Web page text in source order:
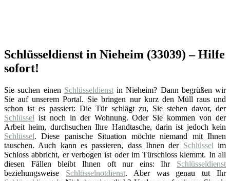
Schlüsseldienst in Nieheim (33039) – Hilfe
sofort!
Sie suchen einen Schlüsseldienstin Nieheim? Dann begrüßen wir
Sie auf unserem Portal. Sie bringen nur kurz den Müll raus und
schon ist es passiert: Die Tür schlägt zu, Sie stehen davor, der
Schlüssel ist noch in der Wohnung. Oder Sie kommen von der
Arbeit heim, durchsuchen Ihre Handtasche, darin ist jedoch kein
Schlüssel. Diese panische Situation möchte niemand mit Ihnen
tauschen. Auch kann es passieren, dass Ihnen der Schlüssel im
Schloss abbricht, er verbogen ist oder im Türschloss klemmt. In all
diesen Fällen bleibt Ihnen oft nur eins: Ihr Schlüsseldienst
beziehungsweise Schlüsselnotdienst. Aber was genau tut Ihr